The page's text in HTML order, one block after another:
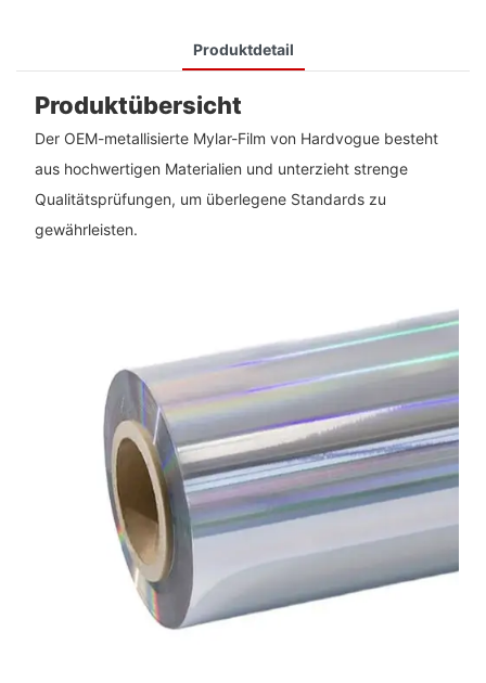
Produktdetail
Produktübersicht
Der OEM-metallisierte Mylar-Film von Hardvogue besteht
aus hochwertigen Materialien und unterzieht strenge
Qualitätsprüfungen, um überlegene Standards zu
gewährleisten.